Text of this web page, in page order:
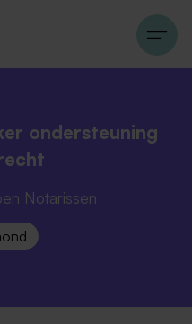
ondersteuning
Notarissen